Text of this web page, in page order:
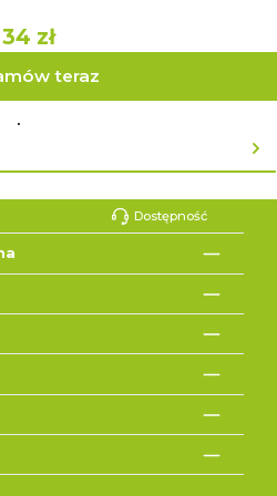
34 zł
teraz
z ↓
Dostępność